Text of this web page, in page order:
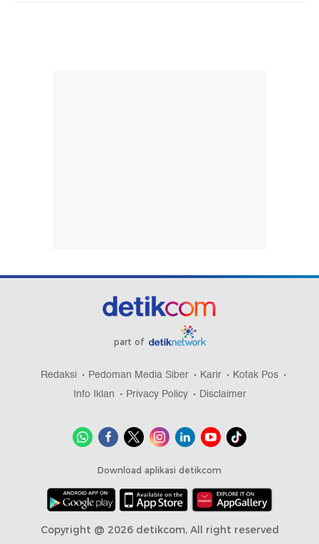
part of
Redaksi Pedoman Media Siber Karir
Kotak Pos
Info Iklan
Privacy Policy Disclaimer
Download aplikasi detikcom
Copyright @ 2026 detikcom, All right reserved